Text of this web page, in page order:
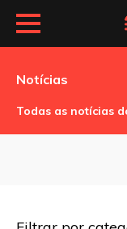
Notícias
Todas as notícias